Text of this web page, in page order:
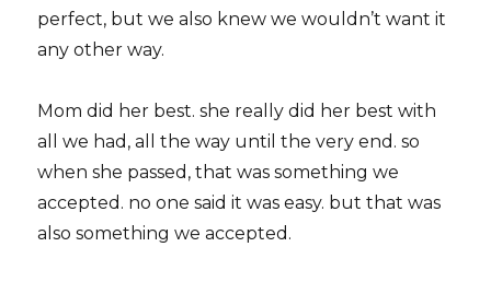
perfect, but we also knew we wouldn’t want it
any other way.
Mom did her best. she really did her best with
all we had, all the way until the very end. so
when she passed, that was something we
accepted. no one said it was easy. but that was
also something we accepted.